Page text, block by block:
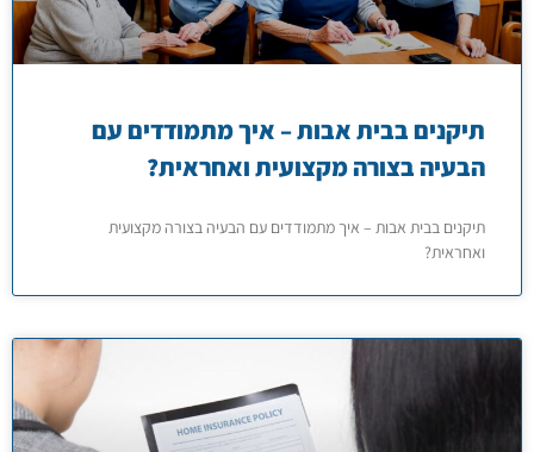
תיקנים בבית אבות – איך מתמודדים עם
הבעיה בצורה מקצועית ואחראית?
תיקנים בבית אבות – איך מתמודדים עם הבעיה בצורה מקצועית
ואחראית?